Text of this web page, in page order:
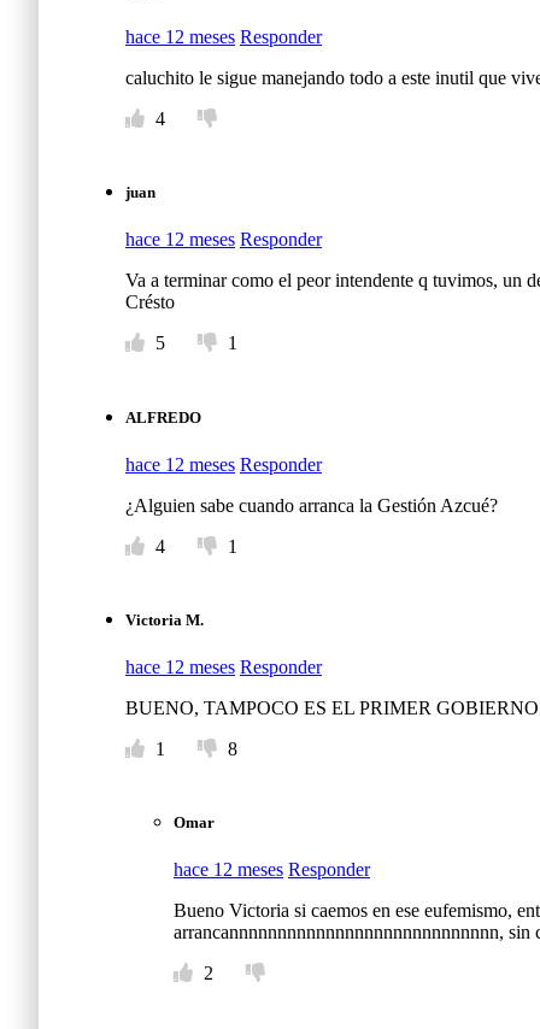
hace 12 meses Responder
caluchito le sigue manejando todo a este inutil que
4
juan
hace 12 meses Responder
Va a terminar como el peor intendente q tuvimos, un
Crésto
5
1
ALFREDO
hace 12 meses Responder
¿Alguien sabe cuando arranca la Gestión Azcué?
4
1
Victoria M.
hace 12 meses Responder
BUENO, TAMPOCO ES EL PRIMER
1
8
Omar
hace 12 meses Responder
Bueno Victoria si caemos en ese eufemismo,
arrancannnnnnnnnnnnnnnnnnnnnnnnnnnn, sin
2